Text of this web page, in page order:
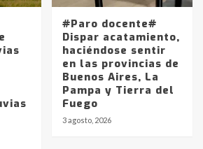
#Paro docente#
Dispar acatamiento,
haciéndose sentir
en las provincias de
Buenos Aires, La
Pampa y Tierra del
Fuego
3 agosto, 2026
de los combustibles en
desde YPF hasta Axion
a 1338 pesos
de Cereales de Bahía
anticipa que Agosto vendrá
y heladas, en gran parte